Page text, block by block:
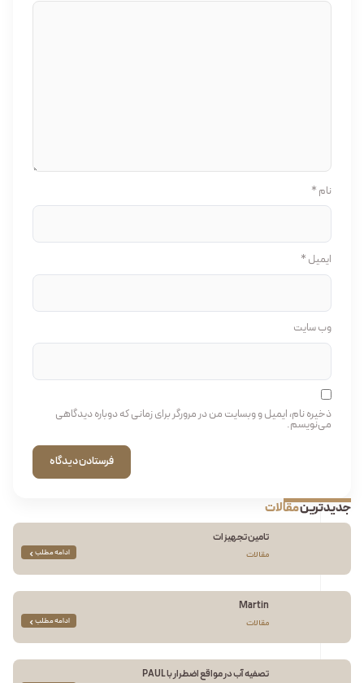
نام *
ایمیل *
وب‌ سایت
ذخیره نام، ایمیل و وبسایت من در مرورگر برای زمانی که دوباره دیدگاهی
می‌نویسم.
جدیدترینمقالات
تامین تجهیزات
مقالات ادامه مطلب
Martin
مقالات ادامه مطلب
تصفیه آب در مواقع اضطرار با PAUL